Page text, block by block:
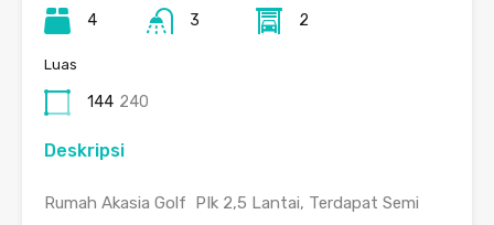
4 3 2
Luas
144 240
Deskripsi
Rumah Akasia Golf PIk 2,5 Lantai, Terdapat Semi